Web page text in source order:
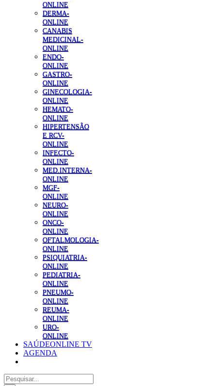
ONLINE
DERMA-
ONLINE
CANABIS
MEDICINAL-
ONLINE
ENDO-
ONLINE
GASTRO-
ONLINE
GINECOLOGIA-
ONLINE
HEMATO-
ONLINE
HIPERTENSÃO
E RCV-
ONLINE
INFECTO-
ONLINE
MED.INTERNA-
ONLINE
MGF-
ONLINE
NEURO-
ONLINE
ONCO-
ONLINE
OFTALMOLOGIA-
ONLINE
PSIQUIATRIA-
ONLINE
PEDIATRIA-
ONLINE
PNEUMO-
ONLINE
REUMA-
ONLINE
URO-
ONLINE
SAÚDEONLINE TV
AGENDA
Pesquisar